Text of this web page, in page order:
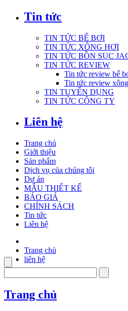
Tin tức
TIN TỨC BỂ BƠI
TIN TỨC XÔNG HƠI
TIN TỨC BỒN SỤC
TIN TỨC REVIEW
Tin tức review bể
Tin tức review
TIN TUYỂN DỤNG
TIN TỨC CÔNG TY
Liên hệ
Trang chủ
Giới thiệu
Sản phẩm
Dịch vụ của chúng tôi
Dự án
MẪU THIẾT KẾ
BÁO GIÁ
CHÍNH SÁCH
Tin tức
Liên hệ
Trang chủ
liên hệ
Trang chủ